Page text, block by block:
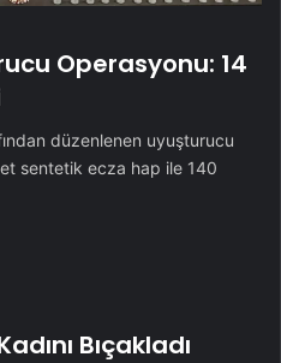
Operasyonu: 14
düzenlenen uyuşturucu
sentetik ecza hap ile 140
Bıçakladı